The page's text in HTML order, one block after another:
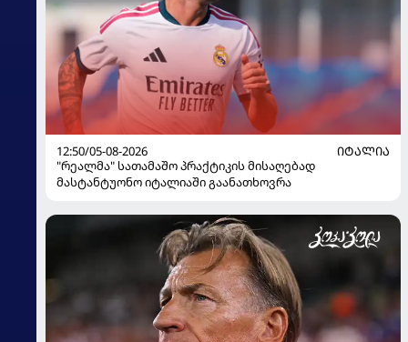
12:50/05-08-2026
ᲘᲢᲐᲚᲘᲐ
"რეალმა" სათამაშო პრაქტიკის მისაღებად
მასტანტუონო იტალიაში გაანათხოვრა